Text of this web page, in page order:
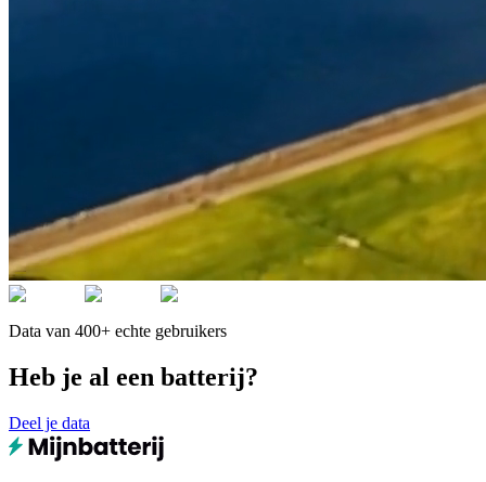
Data van 400+ echte gebruikers
Heb je al een batterij?
Deel je data